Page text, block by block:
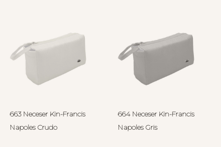
663 Neceser Kin-Francis
Napoles Crudo
664 Neceser Kin-Francis
Napoles Gris